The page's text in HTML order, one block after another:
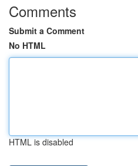
Comments
Submit a Comment
No HTML
HTML is disabled